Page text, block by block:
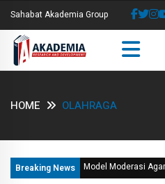
Sahabat Akademia Group
HOME OLAHRAGA
Breaking News
Model Moderasi